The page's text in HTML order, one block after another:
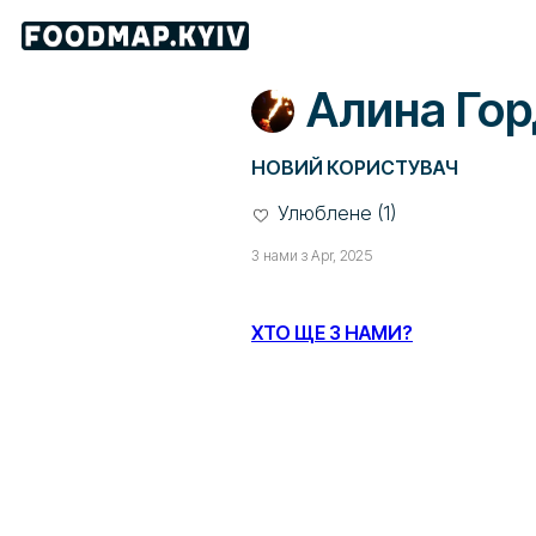
Алина
НОВИЙ КОРИСТУВАЧ
Улюблене (1)
З нами з Apr, 2025
ХТО ЩЕ З НАМИ?